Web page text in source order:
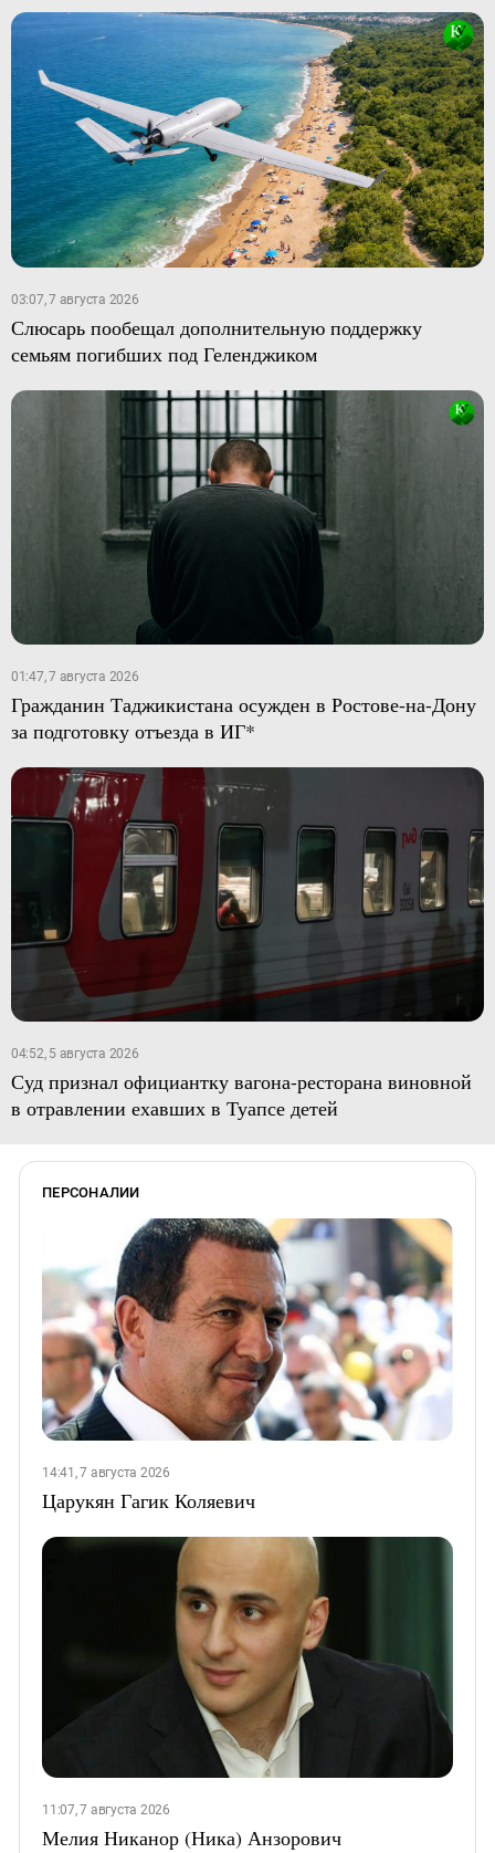
03:07, 7 августа 2026
Слюсарь пообещал дополнительную поддержку
семьям погибших под Геленджиком
01:47, 7 августа 2026
Гражданин Таджикистана осужден в Ростове-на-Дону
за подготовку отъезда в ИГ*
04:52, 5 августа 2026
Суд признал официантку вагона-ресторана виновной
в отравлении ехавших в Туапсе детей
ПЕРСОНАЛИИ
14:41, 7 августа 2026
Царукян Гагик Коляевич
11:07, 7 августа 2026
Мелия Никанор (Ника) Анзорович